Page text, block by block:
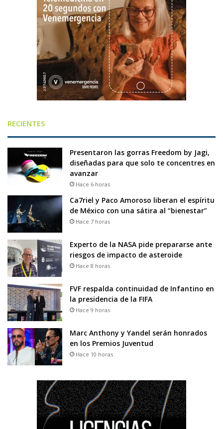
RECIENTES
Presentaron las gorras Freedom by Jagi,
diseñadas para que solo te concentres en
avanzar
Hace 6 horas
Ca7riel y Paco Amoroso liberan el espíritu
de México con una sátira al “bienestar”
Hace 7 horas
Experto de la NASA pide prepararse ante
riesgos de impacto de asteroide
Hace 8 horas
FVF respalda continuidad de Infantino en
la presidencia de la FIFA
Hace 9 horas
Marc Anthony y Yandel serán honrados
en los Premios Juventud
Hace 10 horas